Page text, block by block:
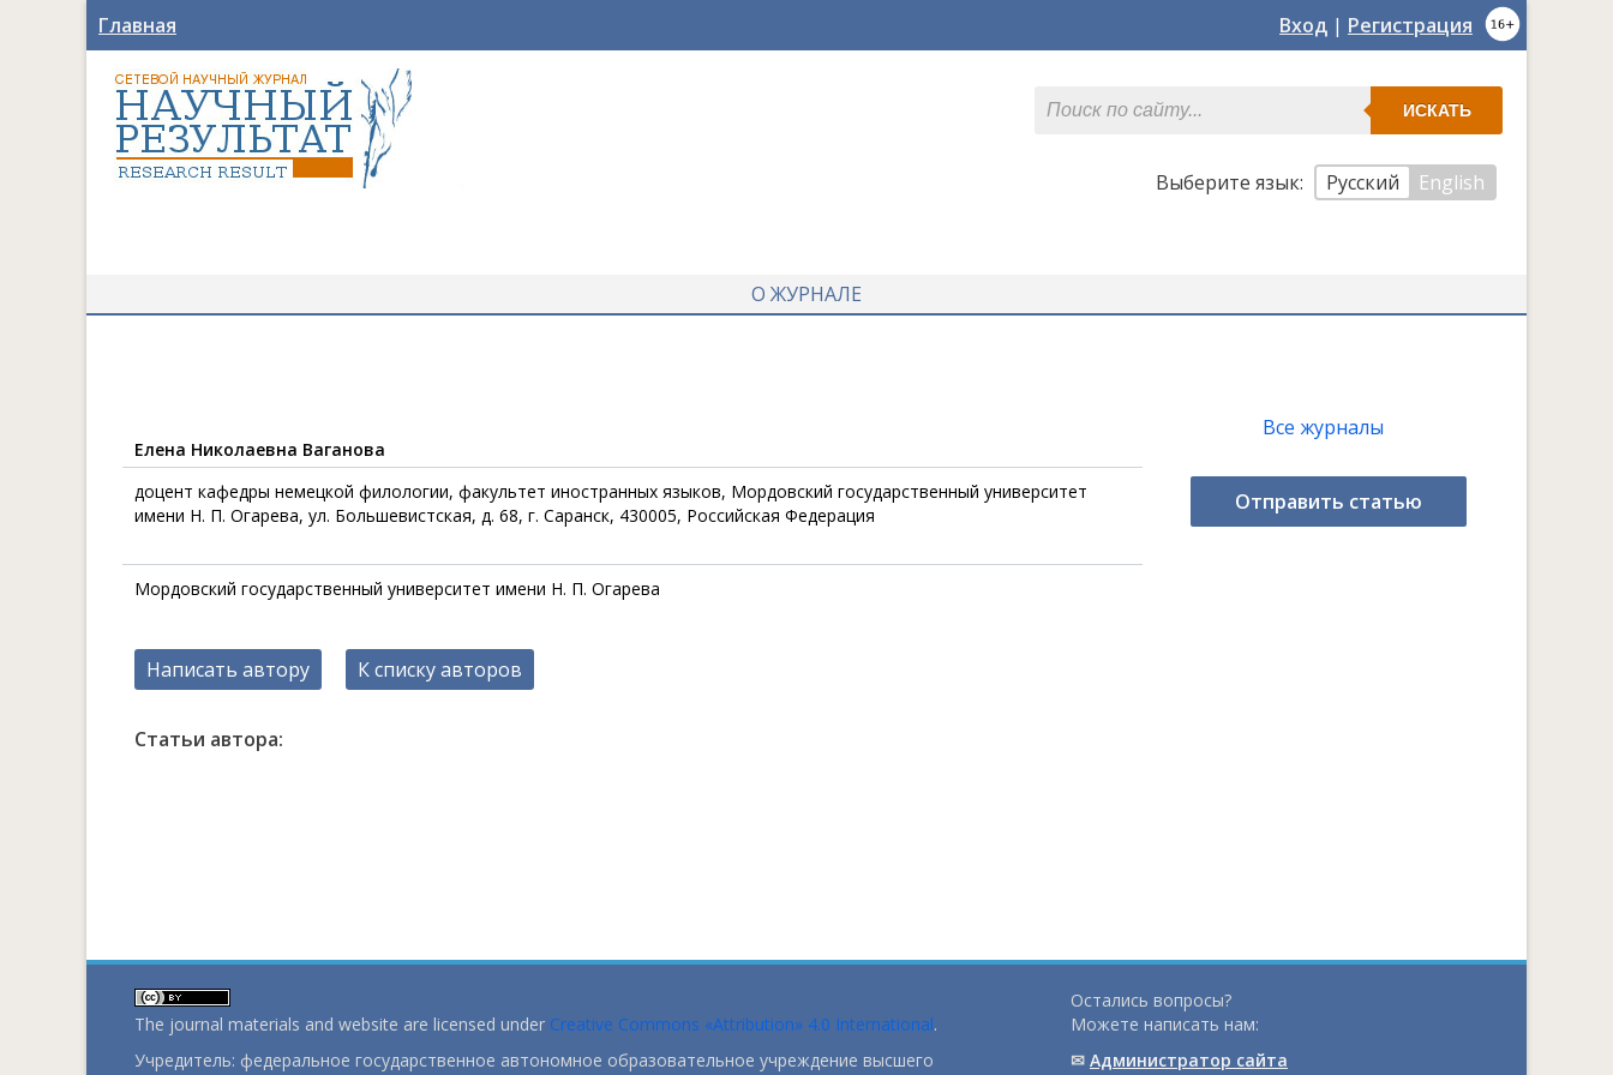
Главная Вход | Регистрация
ИСКАТЬ
Выберите язык: Русский English
О ЖУРНАЛЕ
Елена Николаевна Ваганова
доцент кафедры немецкой филологии, факультет иностранных языков, Мордовский государственный университет
имени Н. П. Огарева, ул. Большевистская, д. 68, г. Саранск, 430005, Российская Федерация
Мордовский государственный университет имени Н. П. Огарева
Написать автору К списку авторов
Статьи автора:
Все журналы
Отправить статью
The journal materials and website are licensed under Creative Commons «Attribution» 4.0 International.
Учредитель: федеральное государственное автономное образовательное учреждение высшего
Остались вопросы?
Можете написать нам:
✉ Администратор сайта